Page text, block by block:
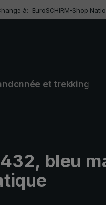
à: EuroSCHIRM-Shop
et trekking
bleu